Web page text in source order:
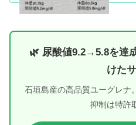
🌿 尿酸値9.2→5.8を達
けた
石垣島産の高品質ユーグレナ
抑制は特許